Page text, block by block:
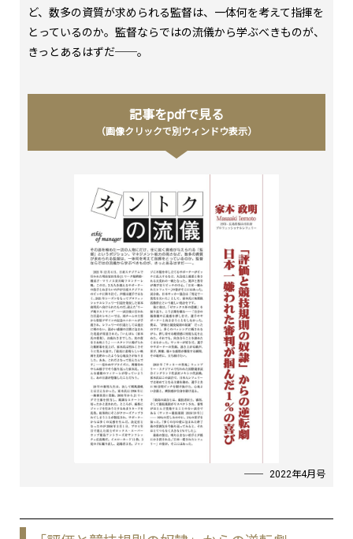
ど、数多の資質が求められる監督は、一体何を考えて指揮を
とっているのか。監督ならではの流儀から学ぶべきものが、
きっとあるはずだ──。
記事をpdfで見る
（画像クリックで別ウィンドウ表示）
2022年4月号